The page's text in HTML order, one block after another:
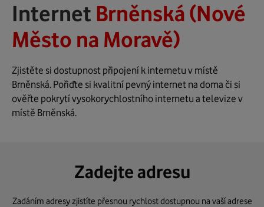
Internet Brněnská (Nové
Město na Moravě)
Zjistěte si dostupnost připojení k internetu v místě
Brněnská. Pořiďte si kvalitní pevný internet na doma či si
ověřte pokrytí vysokorychlostního internetu a televize v
místě Brněnská.
Zadejte adresu
Zadáním adresy zjistíte přesnou rychlost dostupnou na vaší adrese